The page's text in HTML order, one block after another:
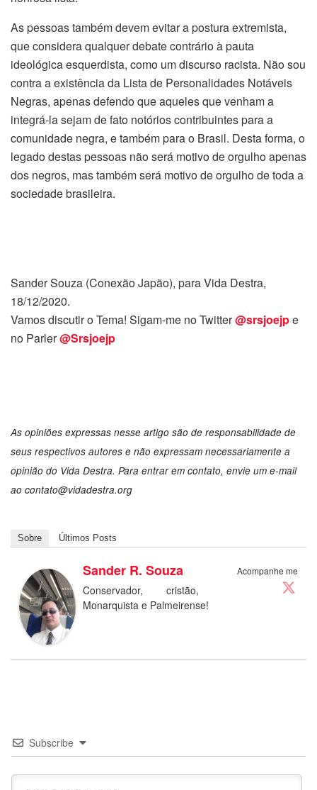
As pessoas também devem evitar a postura extremista,
que considera qualquer debate contrário à pauta
ideológica esquerdista, como um discurso racista. Não sou
contra a existência da Lista de Personalidades Notáveis
Negras, apenas defendo que aqueles que venham a
integrá-la sejam de fato notórios contribuintes para a
comunidade negra, e também para o Brasil. Desta forma, o
legado destas pessoas não será motivo de orgulho apenas
dos negros, mas também será motivo de orgulho de toda a
sociedade brasileira.
Sander Souza (Conexão Japão), para Vida Destra,
18/12/2020.
Vamos discutir o Tema! Sigam-me no Twitter@srsjoejpe
no Parler@Srsjoejp
As opiniões expressas nesse artigo são de responsabilidade de
seus respectivos autores e não expressam necessariamente a
opinião do Vida Destra. Para entrar em contato, envie um e-mail
ao contato@vidadestra.org
Sobre Últimos Posts
Acompanhe me
Sander R. Souza
Conservador, cristão,
Monarquista e Palmeirense!
Subscribe